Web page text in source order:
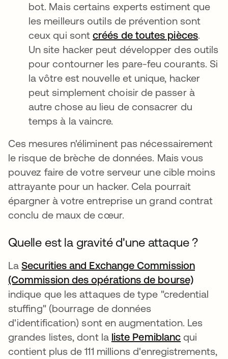
bot. Mais certains experts estiment que
les meilleurs outils de prévention sont
ceux qui sontcréés de toutes pièces.
Un site hacker peut développer des outils
pour contourner les pare-feu courants. Si
la vôtre est nouvelle et unique, hacker
peut simplement choisir de passer à
autre chose au lieu de consacrer du
temps à la vaincre.
Ces mesures n'éliminent pas nécessairement
le risque de brèche de données. Mais vous
pouvez faire de votre serveur une cible moins
attrayante pour un hacker. Cela pourrait
épargner à votre entreprise un grand contrat
conclu de maux de cœur.
Quelle est la gravité d'une attaque ?
LaSecurities and Exchange Commission
(Commission des opérations de bourse)
indique que les attaques de type "credential
stuffing" (bourrage de données
d'identification) sont en augmentation. Les
grandes listes, dont la liste Pemiblanc s’ouvre
qui
contient plus de 111 millions d'enregistrements,